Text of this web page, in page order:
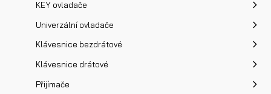
KEY ovladače
Univerzální ovladače
Klávesnice bezdrátové
Klávesnice drátové
Přijímače